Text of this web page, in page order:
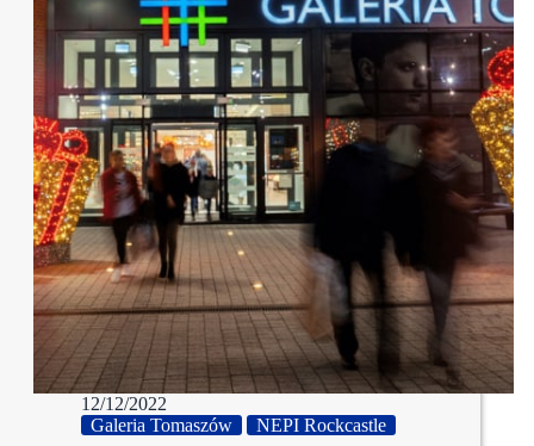
12/12/2022
Galeria Tomaszów
NEPI Rockcastle